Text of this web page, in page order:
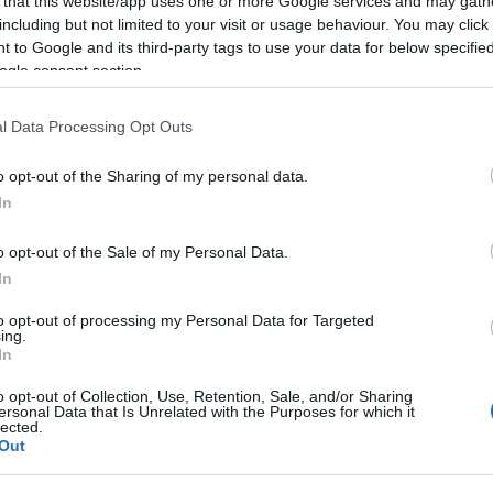
but not limited to your visit or usage behaviour. You may
to Google and its third-party tags to use your data for below
consent section.
Data Processing Opt Outs
opt-out of the Sharing of my personal data.
opt-out of the Sale of my Personal Data.
opt-out of processing my Personal Data for Targeted
opt-out of Collection, Use, Retention, Sale, and/or Sharing
Data that Is Unrelated with the Purposes for which it
15.900.000, subida en los últimos 7
que más ha subido de valor esta semana tras
como MVP de la temporada con 46 puntos.
su precio ascienda en 2,6 millones, lo que le
Messi y Benzema. Si sigue manteniendo su
ronde este valor de mercado toda la temporada.
tu equipo.
4.310.000, subida en los últimos 7
valor de forma sorprendente esta semana en
puntos, con 4 de media por partido, por lo que
hecho con sus servicios puede deberse a su
jornadas, ya que Parejo está lesionado.
y Trigueros en el centro del campo amarillo hasta